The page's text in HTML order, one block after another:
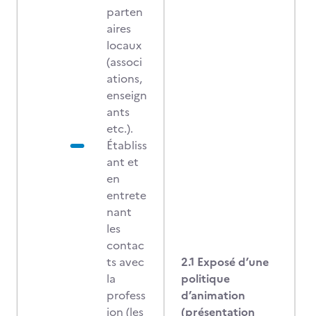
parten
aires
locaux
(associ
ations,
enseign
ants
etc.).
Établiss
ant et
en
entrete
nant
les
contac
ts avec
la
profess
ion (les
2.1 Exposé d’une
politique
d’animation
(présentation